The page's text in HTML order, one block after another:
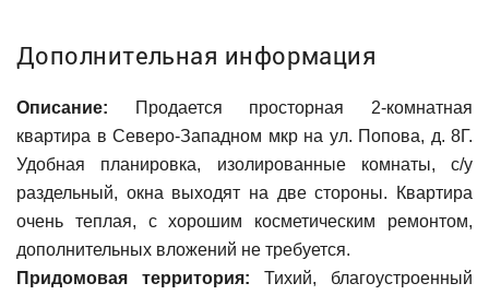
Дополнительная информация
Описание: Продается просторная 2-комнатная
квартира в Северо-Западном мкр на ул. Попова, д. 8Г.
Удобная планировка, изолированные комнаты, с/у
раздельный, окна выходят на две стороны. Квартира
очень теплая, с хорошим косметическим ремонтом,
дополнительных вложений не требуется.
Придомовая территория: Тихий, благоустроенный